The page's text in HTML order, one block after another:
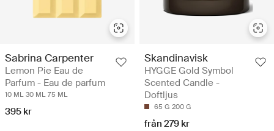
Sabrina Carpenter
Lemon Pie Eau de
Parfum - Eau de parfum
10 ML 30 ML 75 ML
395 kr
Skandinavisk
HYGGE Gold Symbol
Scented Candle -
Doftljus
65 G 200 G
från 279 kr